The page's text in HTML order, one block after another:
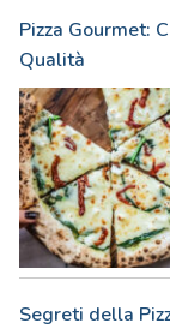
Pizza Gourmet:
Qualità
Segreti della